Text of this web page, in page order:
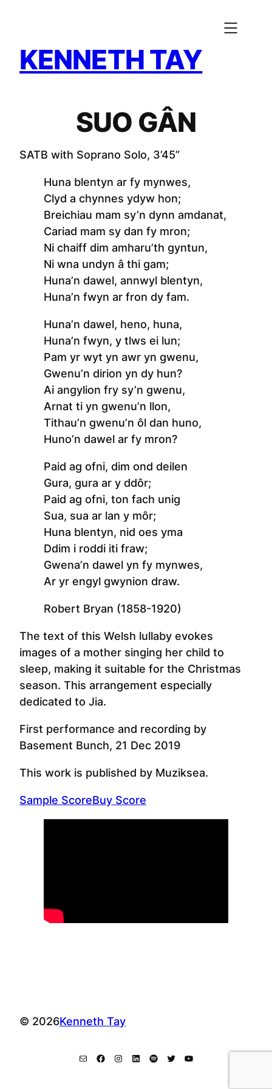
KENNETH TAY
SUO GÂN
SATB with Soprano Solo, 3’45”
Huna blentyn ar fy mynwes,
Clyd a chynnes ydyw hon;
Breichiau mam sy’n dynn amdanat,
Cariad mam sy dan fy mron;
Ni chaiff dim amharu’th gyntun,
Ni wna undyn â thi gam;
Huna’n dawel, annwyl blentyn,
Huna’n fwyn ar fron dy fam.
Huna’n dawel, heno, huna,
Huna’n fwyn, y tlws ei lun;
Pam yr wyt yn awr yn gwenu,
Gwenu’n dirion yn dy hun?
Ai angylion fry sy’n gwenu,
Arnat ti yn gwenu’n llon,
Tithau’n gwenu’n ôl dan huno,
Huno’n dawel ar fy mron?
Paid ag ofni, dim ond deilen
Gura, gura ar y ddôr;
Paid ag ofni, ton fach unig
Sua, sua ar lan y môr;
Huna blentyn, nid oes yma
Ddim i roddi iti fraw;
Gwena’n dawel yn fy mynwes,
Ar yr engyl gwynion draw.
Robert Bryan (1858-1920)
The text of this Welsh lullaby evokes
images of a mother singing her child to
sleep, making it suitable for the Christmas
season. This arrangement especially
dedicated to Jia.
First performance and recording by
Basement Bunch, 21 Dec 2019
This work is published by Muziksea.
Sample ScoreBuy Score
© 2026Kenneth Tay
Mail Facebook Instagram LinkedIn Spotify Twitter YouTube